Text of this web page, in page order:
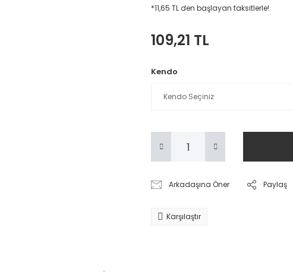
*11,65 TL den başlayan taksitlerle!
109,21 TL
Kendo
Arkadaşına Öner Paylaş
Karşılaştır